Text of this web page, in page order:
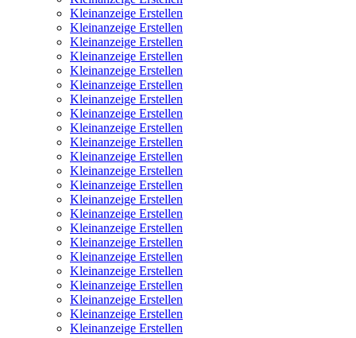
Kleinanzeige Erstellen
Kleinanzeige Erstellen
Kleinanzeige Erstellen
Kleinanzeige Erstellen
Kleinanzeige Erstellen
Kleinanzeige Erstellen
Kleinanzeige Erstellen
Kleinanzeige Erstellen
Kleinanzeige Erstellen
Kleinanzeige Erstellen
Kleinanzeige Erstellen
Kleinanzeige Erstellen
Kleinanzeige Erstellen
Kleinanzeige Erstellen
Kleinanzeige Erstellen
Kleinanzeige Erstellen
Kleinanzeige Erstellen
Kleinanzeige Erstellen
Kleinanzeige Erstellen
Kleinanzeige Erstellen
Kleinanzeige Erstellen
Kleinanzeige Erstellen
Kleinanzeige Erstellen